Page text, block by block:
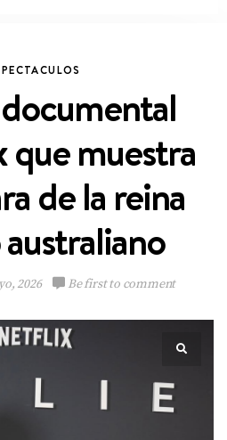
muestra
de la reina
2026 Be first to comment